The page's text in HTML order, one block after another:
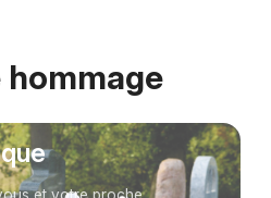
hommage